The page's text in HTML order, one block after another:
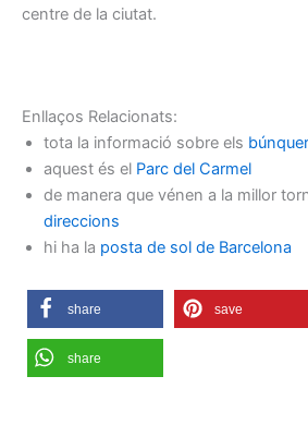
centre de la ciutat.
Enllaços Relacionats:
tota la informació sobre els
aquest és el Parc del Carmel
de manera que vénen a la millor
direccions
hi ha la posta de sol de Barcelona
share save
share